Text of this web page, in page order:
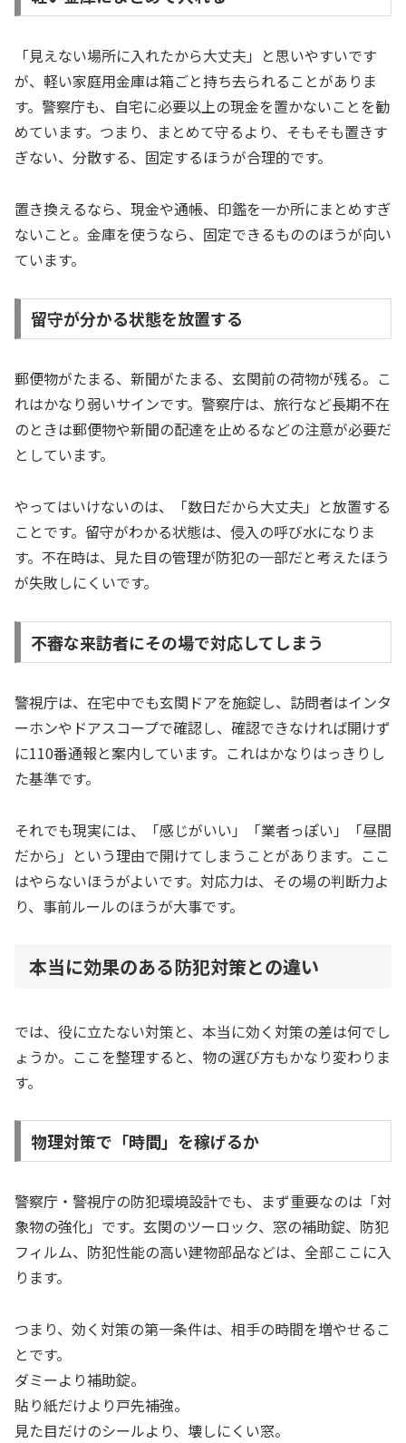
「見えない場所に入れたから大丈夫」と思いやすいです
が、軽い家庭用金庫は箱ごと持ち去られることがありま
す。警察庁も、自宅に必要以上の現金を置かないことを勧
めています。つまり、まとめて守るより、そもそも置きす
ぎない、分散する、固定するほうが合理的です。
置き換えるなら、現金や通帳、印鑑を一か所にまとめすぎ
ないこと。金庫を使うなら、固定できるもののほうが向い
ています。
留守が分かる状態を放置する
郵便物がたまる、新聞がたまる、玄関前の荷物が残る。こ
れはかなり弱いサインです。警察庁は、旅行など長期不在
のときは郵便物や新聞の配達を止めるなどの注意が必要だ
としています。
やってはいけないのは、「数日だから大丈夫」と放置する
ことです。留守がわかる状態は、侵入の呼び水になりま
す。不在時は、見た目の管理が防犯の一部だと考えたほう
が失敗しにくいです。
不審な来訪者にその場で対応してしまう
警視庁は、在宅中でも玄関ドアを施錠し、訪問者はインタ
ーホンやドアスコープで確認し、確認できなければ開けず
に110番通報と案内しています。これはかなりはっきりし
た基準です。
それでも現実には、「感じがいい」「業者っぽい」「昼間
だから」という理由で開けてしまうことがあります。ここ
はやらないほうがよいです。対応力は、その場の判断力よ
り、事前ルールのほうが大事です。
本当に効果のある防犯対策との違い
では、役に立たない対策と、本当に効く対策の差は何でし
ょうか。ここを整理すると、物の選び方もかなり変わりま
す。
物理対策で「時間」を稼げるか
警察庁・警視庁の防犯環境設計でも、まず重要なのは「対
象物の強化」です。玄関のツーロック、窓の補助錠、防犯
フィルム、防犯性能の高い建物部品などは、全部ここに入
ります。
つまり、効く対策の第一条件は、相手の時間を増やせるこ
とです。
ダミーより補助錠。
貼り紙だけより戸先補強。
見た目だけのシールより、壊しにくい窓。